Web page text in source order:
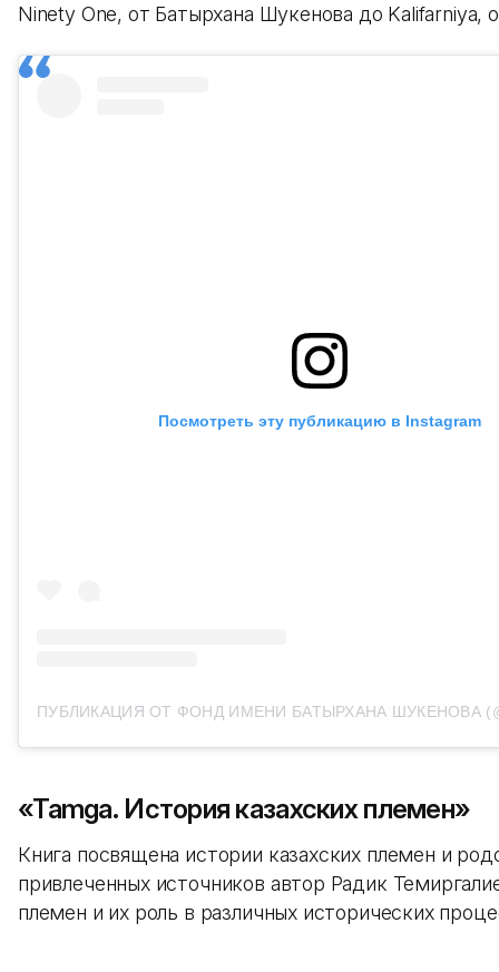
Ninety One, от Батырхана Шукенова до Kalifarniya,
Посмотреть эту публикацию в Instagram
«Tamga. История казахских племен»
Книга посвящена истории казахских племен и
привлеченных источников автор Радик
племен и их роль в различных исторических